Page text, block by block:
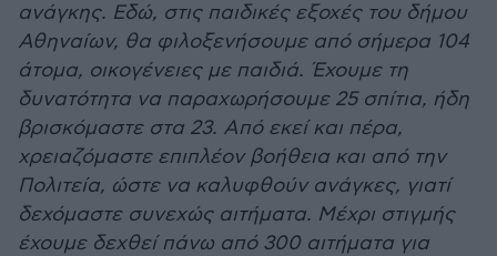
ανάγκης. Εδώ, στις παιδικές εξοχές του δήμου
Αθηναίων, θα φιλοξενήσουμε από σήμερα 104
άτομα, οικογένειες με παιδιά. Έχουμε τη
δυνατότητα να παραχωρήσουμε 25 σπίτια, ήδη
βρισκόμαστε στα 23. Από εκεί και πέρα,
χρειαζόμαστε επιπλέον βοήθεια και από την
Πολιτεία, ώστε να καλυφθούν ανάγκες, γιατί
δεχόμαστε συνεχώς αιτήματα. Μέχρι στιγμής
έχουμε δεχθεί πάνω από 300 αιτήματα για